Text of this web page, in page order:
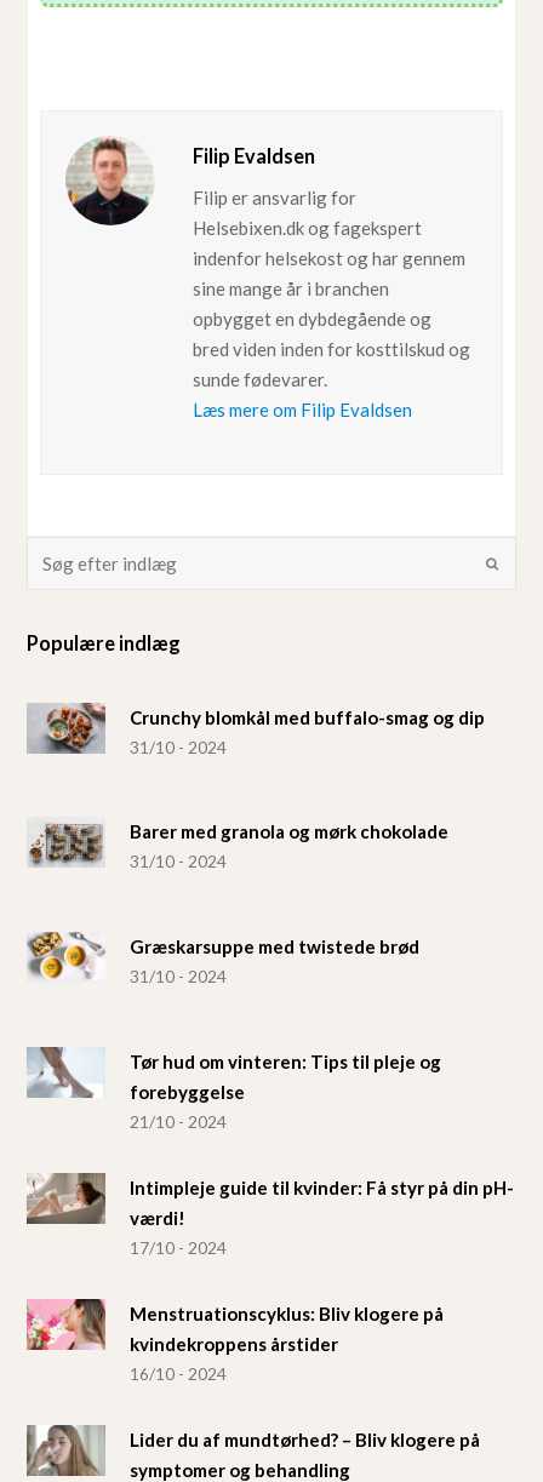
Filip Evaldsen
Filip er ansvarlig for
Helsebixen.dk og fagekspert
indenfor helsekost og har gennem
sine mange år i branchen
opbygget en dybdegående og
bred viden inden for kosttilskud og
sunde fødevarer.
Læs mere om Filip Evaldsen
Populære indlæg
Crunchy blomkål med buffalo-smag og dip
31/10 - 2024
Barer med granola og mørk chokolade
31/10 - 2024
Græskarsuppe med twistede brød
31/10 - 2024
Tør hud om vinteren: Tips til pleje og
forebyggelse
21/10 - 2024
Intimpleje guide til kvinder: Få styr på din pH-
værdi!
17/10 - 2024
Menstruationscyklus: Bliv klogere på
kvindekroppens årstider
16/10 - 2024
Lider du af mundtørhed? – Bliv klogere på
symptomer og behandling